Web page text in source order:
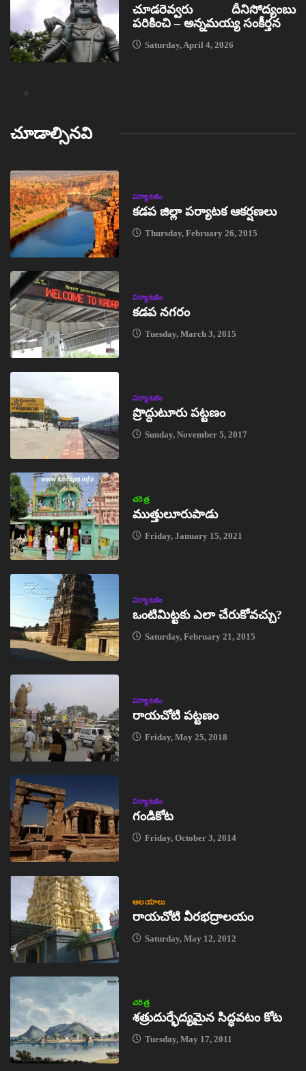
చూడరెవ్వరు దీనిసోద్యంబు
పరికించి – అన్నమయ్య సంకీర్తన
Saturday, April 4, 2026
చూడాల్సినవి
పర్యాటకం
కడప జిల్లా పర్యాటక ఆకర్షణలు
Thursday, February 26, 2015
పర్యాటకం
కడప నగరం
Tuesday, March 3, 2015
పర్యాటకం
ప్రొద్దుటూరు పట్టణం
Sunday, November 5, 2017
చరిత్ర
ముత్తులూరుపాడు
Friday, January 15, 2021
పర్యాటకం
ఒంటిమిట్టకు ఎలా చేరుకోవచ్చు?
Saturday, February 21, 2015
పర్యాటకం
రాయచోటి పట్టణం
Friday, May 25, 2018
పర్యాటకం
గండికోట
Friday, October 3, 2014
ఆలయాలు
రాయచోటి వీరభద్రాలయం
Saturday, May 12, 2012
చరిత్ర
శత్రుదుర్భేద్యమైన సిద్ధవటం కోట
Tuesday, May 17, 2011